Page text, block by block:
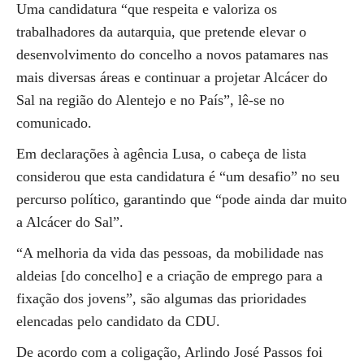
Uma candidatura “que respeita e valoriza os
trabalhadores da autarquia, que pretende elevar o
desenvolvimento do concelho a novos patamares nas
mais diversas áreas e continuar a projetar Alcácer do
Sal na região do Alentejo e no País”, lê-se no
comunicado.
Em declarações à agência Lusa, o cabeça de lista
considerou que esta candidatura é “um desafio” no seu
percurso político, garantindo que “pode ainda dar muito
a Alcácer do Sal”.
“A melhoria da vida das pessoas, da mobilidade nas
aldeias [do concelho] e a criação de emprego para a
fixação dos jovens”, são algumas das prioridades
elencadas pelo candidato da CDU.
De acordo com a coligação, Arlindo José Passos foi